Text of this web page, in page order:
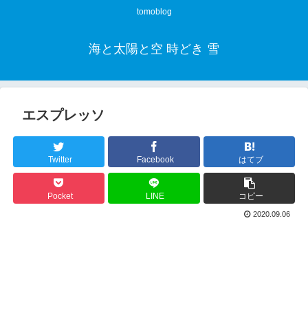
tomoblog
海と太陽と空 時どき 雪
エスプレッソ
Twitter Facebook はてブ
Pocket LINE コピー
2020.09.06